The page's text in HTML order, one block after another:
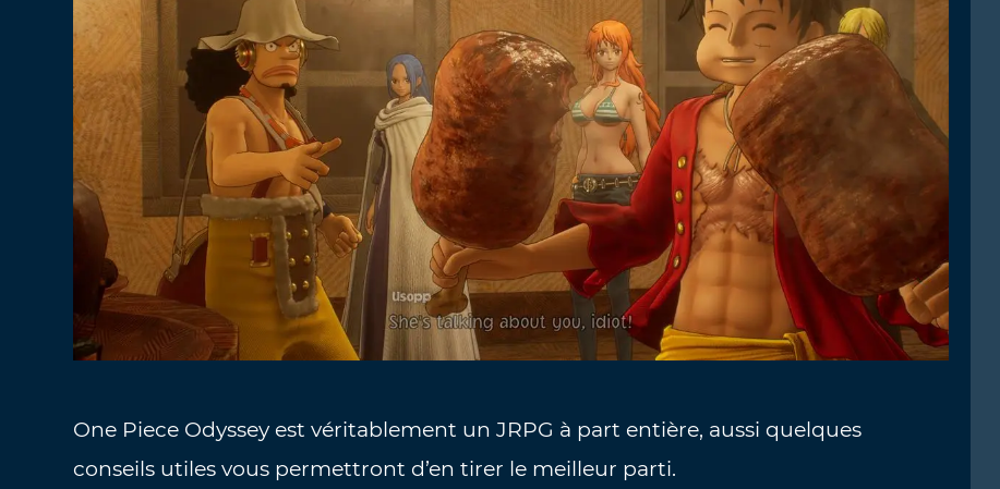
One Piece Odyssey est véritablement un JRPG à part entière, aussi quelques
conseils utiles vous permettront d’en tirer le meilleur parti.